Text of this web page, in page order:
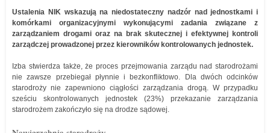
Ustalenia NIK wskazują na niedostateczny nadzór nad jednostkami i
komórkami organizacyjnymi wykonującymi zadania związane z
zarządzaniem drogami oraz na brak skutecznej i efektywnej kontroli
zarządczej prowadzonej przez kierowników kontrolowanych jednostek.
Izba stwierdza także, że proces przejmowania zarządu nad starodrożami
nie zawsze przebiegał płynnie i bezkonfliktowo. Dla dwóch odcinków
starodroży nie zapewniono ciągłości zarządzania drogą. W przypadku
sześciu skontrolowanych jednostek (23%) przekazanie zarządzania
starodrożem zakończyło się na drodze sądowej.